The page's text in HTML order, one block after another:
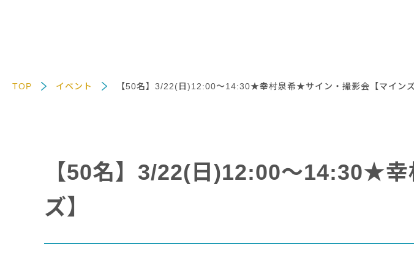
TOP イベント 【50名】3/22(日)12:00～14:30★幸村泉希★サイン・撮影会【マインズ
【50名】3/22(日)12:00～14:30★
ズ】